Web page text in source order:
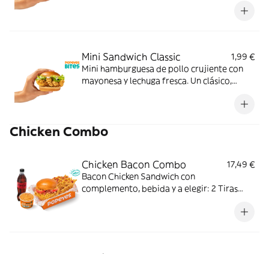
Mini Sandwich Classic
1,99 €
Mini hamburguesa de pollo crujiente con
mayonesa y lechuga fresca. Un clásico,
Chicken Combo
Chicken Bacon Combo
17,49 €
Bacon Chicken Sandwich con
complemento, bebida y a elegir: 2 Tiras
Nuggets. Ideal para los que creen que todo